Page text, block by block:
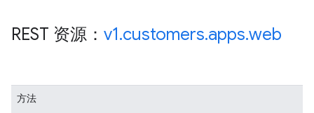
REST 资源： v1.customers.apps.web
方法